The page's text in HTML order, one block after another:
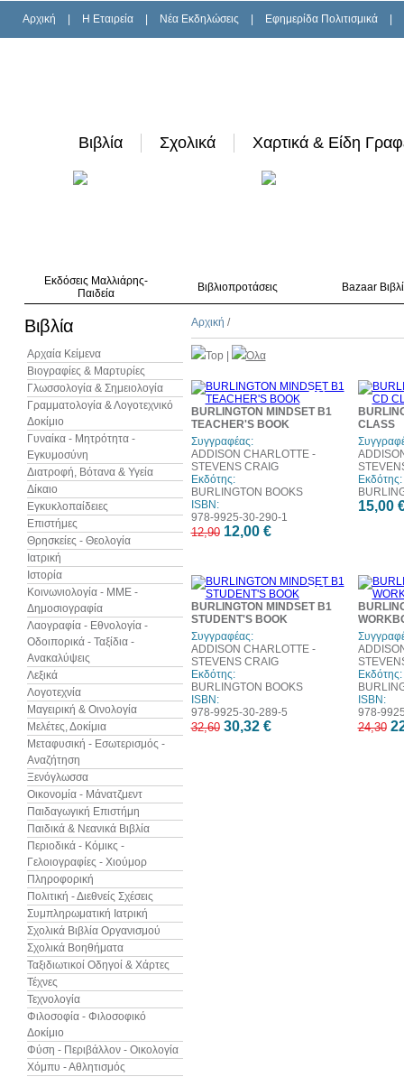
Αρχική H Εταιρεία Νέα Εκδηλώσεις Εφημερίδα Πολιτισμικά
Βιβλία Σχολικά Χαρτικά & Είδη
Εκδόσεις Μαλλιάρης-
Παιδεία
Βιβλιοπροτάσεις Bazaar
Βιβλία
Αρχαία Κείμενα
Βιογραφίες & Μαρτυρίες
Γλωσσολογία & Σημειολογία
Γραμματολογία & Λογοτεχνικό
Δοκίμιο
Γυναίκα - Μητρότητα -
Εγκυμοσύνη
Διατροφή, Βότανα & Υγεία
Δίκαιο
Εγκυκλοπαίδειες
Επιστήμες
Θρησκείες - Θεολογία
Ιατρική
Ιστορία
Κοινωνιολογία - ΜΜΕ -
Δημοσιογραφία
Λαογραφία - Εθνολογία -
Οδοιπορικά - Ταξίδια -
Ανακαλύψεις
Λεξικά
Λογοτεχνία
Μαγειρική & Οινολογία
Μελέτες, Δοκίμια
Μεταφυσική - Εσωτερισμός -
Αναζήτηση
Ξενόγλωσσα
Οικονομία - Μάνατζμεντ
Παιδαγωγική Επιστήμη
Παιδικά & Νεανικά Βιβλία
Περιοδικά - Κόμικς -
Γελοιογραφίες - Χιούμορ
Πληροφορική
Πολιτική - Διεθνείς Σχέσεις
Συμπληρωματική Ιατρική
Σχολικά Βιβλία Οργανισμού
Σχολικά Βοηθήματα
Ταξιδιωτικοί Οδηγοί & Χάρτες
Τέχνες
Τεχνολογία
Φιλοσοφία - Φιλοσοφικό
Δοκίμιο
Φύση - Περιβάλλον - Οικολογία
Χόμπυ - Αθλητισμός
Αρχική /
Top Όλα
7%
έκπτωση
BURLINGTON MINDSET B1
TEACHER'S BOOK
Συγγραφέας:
ADDISON CHARLOTTE -
STEVENS CRAIG
Εκδότης:
BURLINGTON BOOKS
ISBN:
978-9925-30-290-1
12,90 12,00 €
CLASS
Εκδότης:
15,00
7%
έκπτωση
BURLINGTON MINDSET B1
STUDENT'S BOOK
Συγγραφέας:
ADDISON CHARLOTTE -
STEVENS CRAIG
Εκδότης:
BURLINGTON BOOKS
ISBN:
978-9925-30-289-5
32,60 30,32 €
Εκδότης:
ISBN:
978-
24,30